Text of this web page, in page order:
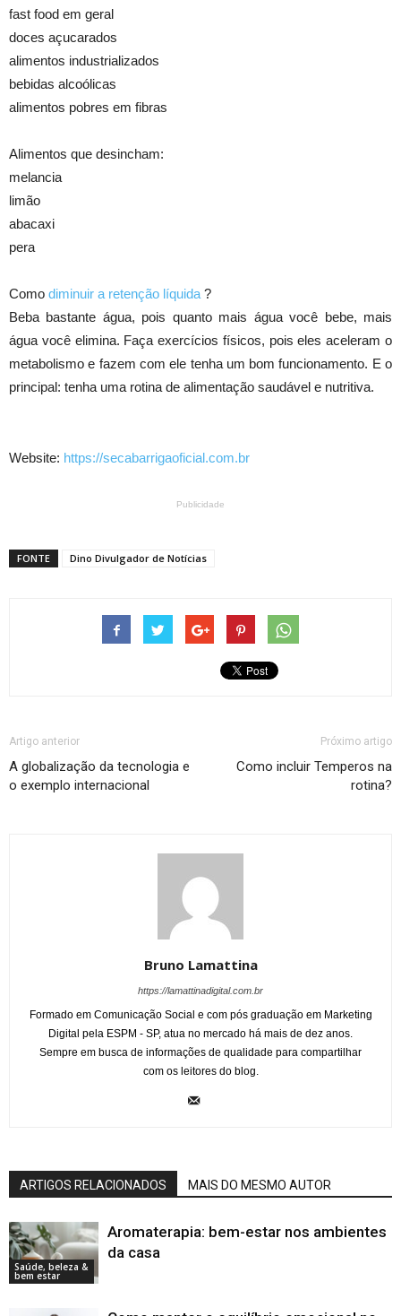
fast food em geral
doces açucarados
alimentos industrializados
bebidas alcoólicas
alimentos pobres em fibras
Alimentos que desincham:
melancia
limão
abacaxi
pera
Como diminuir a retenção líquida ?
Beba bastante água, pois quanto mais água você bebe, mais
água você elimina. Faça exercícios físicos, pois eles aceleram o
metabolismo e fazem com ele tenha um bom funcionamento. E o
principal: tenha uma rotina de alimentação saudável e nutritiva.
Website: https://secabarrigaoficial.com.br
Publicidade
FONTE Dino Divulgador de Notícias
Artigo anterior
A globalização da tecnologia e
o exemplo internacional
Próximo artigo
Como incluir Temperos na
rotina?
Bruno Lamattina
https://lamattinadigital.com.br
Formado em Comunicação Social e com pós graduação em Marketing
Digital pela ESPM - SP, atua no mercado há mais de dez anos.
Sempre em busca de informações de qualidade para compartilhar
com os leitores do blog.
ARTIGOS RELACIONADOS MAIS DO MESMO AUTOR
Saúde, beleza &
bem estar
Aromaterapia: bem-estar nos ambientes
da casa